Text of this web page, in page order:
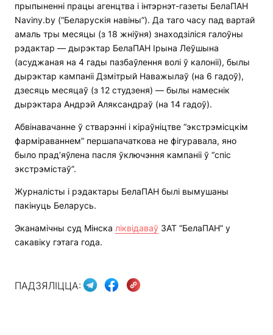
прыпыненні працы агенцтва і інтэрнэт-газеты БелаПАН
Naviny.by (“Беларускія навіны”). Да таго часу пад вартай
амаль тры месяцы (з 18 жніўня) знаходзіліся галоўны
рэдактар — дырэктар БелаПАН Ірына Леўшына
(асуджаная на 4 гады пазбаўлення волі ў калоніі), былы
дырэктар кампаніі Дзмітрый Наважылаў (на 6 гадоў),
дзесяць месяцаў (з 12 студзеня) — былы намеснік
дырэктара Андрэй Аляксандраў (на 14 гадоў).
Абвінавачанне ў стварэнні і кіраўніцтве “экстрэмісцкім
фарміраваннем” першапачаткова не фігуравала, яно
было прад’яўлена пасля ўключэння кампаніі ў “спіс
экстрэмістаў”.
Журналісты і рэдактары БелаПАН былі вымушаны
пакінуць Беларусь.
Эканамічны суд Мінска ліквідаваў ЗАТ “БелаПАН” у
сакавіку гэтага года.
ПАДЗЯЛІЦЦА: